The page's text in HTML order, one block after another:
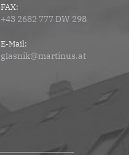
FAX:
+43 2682 777 DW 298
E-Mail:
glasnik@martinus.at